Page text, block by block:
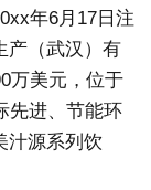
年6月17日注
产（武汉）有
万美元，位于
先进、节能环
汁源系列饮